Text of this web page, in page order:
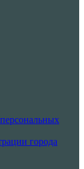
города